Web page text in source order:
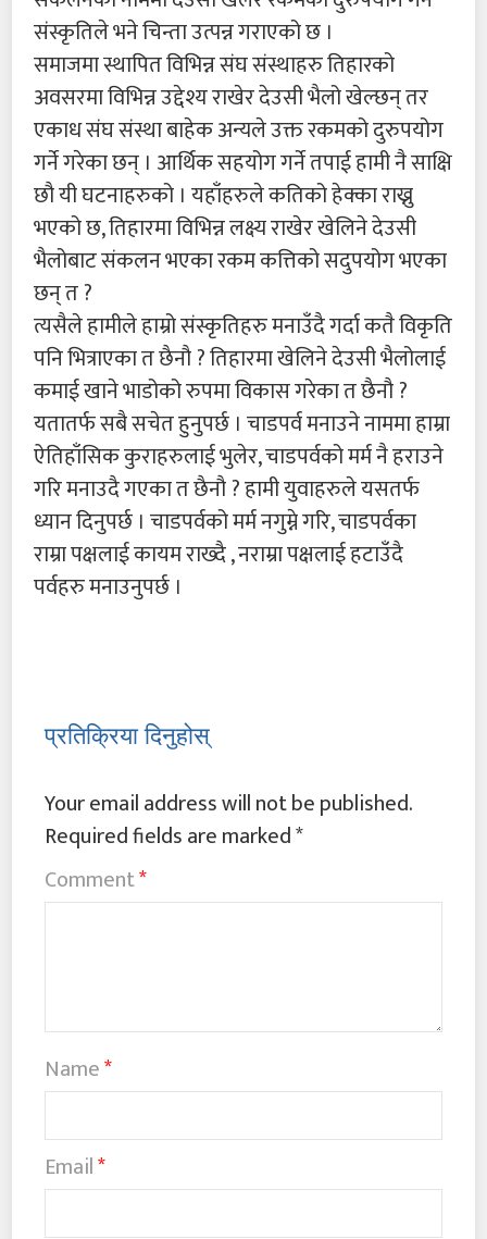
संस्कृतिले भने चिन्ता उत्पन्न गराएको छ ।
समाजमा स्थापित विभिन्न संघ संस्थाहरु तिहारको
अवसरमा विभिन्न उद्देश्य राखेर देउसी भैलो खेल्छन् तर
एकाध संघ संस्था बाहेक अन्यले उक्त रकमको दुरुपयोग
गर्ने गरेका छन् । आर्थिक सहयोग गर्ने तपाई हामी नै साक्षि
छौ यी घटनाहरुको । यहाँहरुले कतिको हेक्का राख्नु
भएको छ, तिहारमा विभिन्न लक्ष्य राखेर खेलिने देउसी
भैलोबाट संकलन भएका रकम कत्तिको सदुपयोग भएका
छन् त ?
त्यसैले हामीले हाम्रो संस्कृतिहरु मनाउँदै गर्दा कतै विकृति
पनि भित्राएका त छैनौ ? तिहारमा खेलिने देउसी भैलोलाई
कमाई खाने भाडोको रुपमा विकास गरेका त छैनौ ?
यतातर्फ सबै सचेत हुनुपर्छ । चाडपर्व मनाउने नाममा हाम्रा
ऐतिहाँसिक कुराहरुलाई भुलेर, चाडपर्वको मर्म नै हराउने
गरि मनाउदै गएका त छैनौ ? हामी युवाहरुले यसतर्फ
ध्यान दिनुपर्छ । चाडपर्वको मर्म नगुम्ने गरि, चाडपर्वका
राम्रा पक्षलाई कायम राख्दै , नराम्रा पक्षलाई हटाउँदै
पर्वहरु मनाउनुपर्छ ।
प्रतिक्रिया दिनुहोस्
Your email address will not be published.
Required fields are marked*
Comment*
Name*
Email*